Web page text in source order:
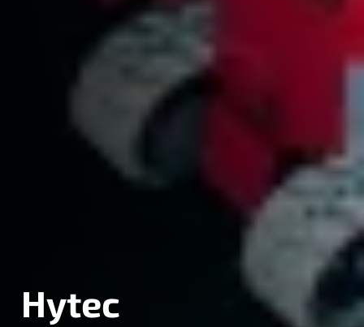
Hytec